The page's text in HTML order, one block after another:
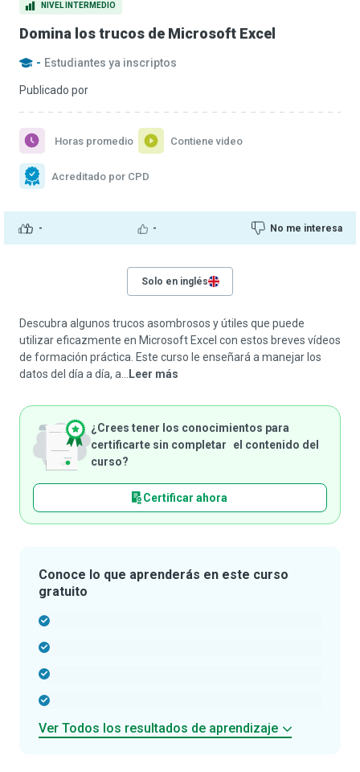
NIVEL INTERMEDIO
Domina los trucos de Microsoft Excel
- Estudiantes ya inscriptos
Publicado por
- - No me interesa
Horas promedio Contiene video
Acreditado por CPD
Solo en inglés
Descubra algunos trucos asombrosos y útiles que puede
utilizar eficazmente en Microsoft Excel con estos breves vídeos
de formación práctica. Este curso le enseñará a manejar los
datos del día a día, a...
Leer más
¿Crees tener los conocimientos para
certificarte sin completar el contenido del
curso?
Certificar ahora
Conoce lo que aprenderás en este curso
gratuito
Ver Todos los resultados de aprendizaje